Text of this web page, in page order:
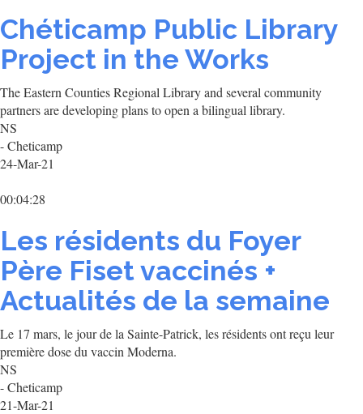
Chéticamp Public Library
Project in the Works
The Eastern Counties Regional Library and several community
partners are developing plans to open a bilingual library.
NS
- Cheticamp
24-Mar-21
00:04:28
Les résidents du Foyer
Père Fiset vaccinés +
Actualités de la semaine
Le 17 mars, le jour de la Sainte-Patrick, les résidents ont reçu leur
première dose du vaccin Moderna.
NS
- Cheticamp
21-Mar-21